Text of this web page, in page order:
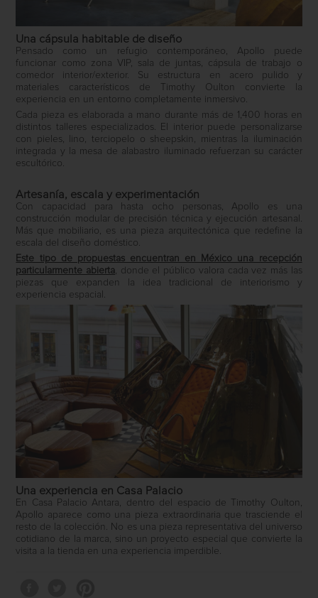
Una cápsula habitable de diseño
Pensado como un refugio contemporáneo, Apollo puede
funcionar como zona VIP, sala de juntas, cápsula de trabajo o
comedor interior/exterior. Su estructura en acero pulido y
materiales característicos de Timothy Oulton convierte la
experiencia en un entorno completamente inmersivo.
Cada pieza es elaborada a mano durante más de 1,400 horas en
distintos talleres especializados. El interior puede personalizarse
con pieles, lino, terciopelo o sheepskin, mientras la iluminación
integrada y la mesa de alabastro iluminado refuerzan su carácter
escultórico.
Artesanía, escala y experimentación
Con capacidad para hasta ocho personas, Apollo es una
construcción modular de precisión técnica y ejecución artesanal.
Más que mobiliario, es una pieza arquitectónica que redefine la
escala del diseño doméstico.
Este tipo de propuestas encuentran en México una recepción
particularmente abierta, donde el público valora cada vez más las
piezas que expanden la idea tradicional de interiorismo y
experiencia espacial.
Una experiencia en Casa Palacio
En Casa Palacio Antara, dentro del espacio de Timothy Oulton
Apollo aparece como una pieza extraordinaria que trasciende el
resto de la colección. No es una pieza representativa del universo
cotidiano de la marca, sino un proyecto especial que convierte la
visita a la tienda en una experiencia imperdible.